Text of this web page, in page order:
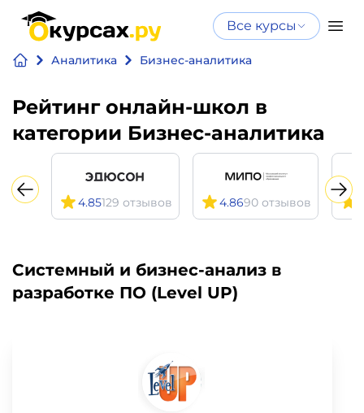
Все курсы
Аналитика Бизнес-аналитика
Рейтинг онлайн-школ в
категории Бизнес-аналитика
4.85129 отзывов 4.8690 отзывов
Системный и бизнес-анализ в
разработке ПО (Level UP)
Нейросеть
Программирование
Бизнес
финансы
Аналитика
Курсы по
искусственному
интеллекту